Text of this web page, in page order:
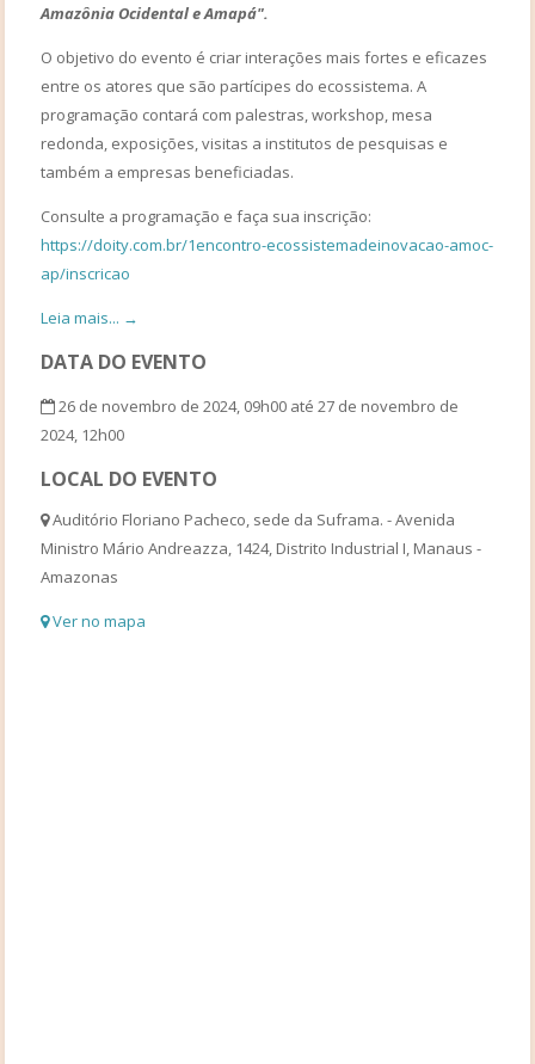
Amazônia Ocidental e Amapá".
O objetivo do evento é criar interações mais fortes e eficazes
entre os atores que são partícipes do ecossistema. A
programação contará com palestras, workshop, mesa
redonda, exposições, visitas a institutos de pesquisas e
também a empresas beneficiadas.
Consulte a programação e faça sua inscrição:
https://doity.com.br/1encontro-ecossistemadeinovacao-amoc-
ap/inscricao
Leia mais... →
DATA DO EVENTO
26 de novembro de 2024, 09h00 até 27 de novembro de
2024, 12h00
LOCAL DO EVENTO
Auditório Floriano Pacheco, sede da Suframa. - Avenida
Ministro Mário Andreazza, 1424, Distrito Industrial I, Manaus -
Amazonas
Ver no mapa